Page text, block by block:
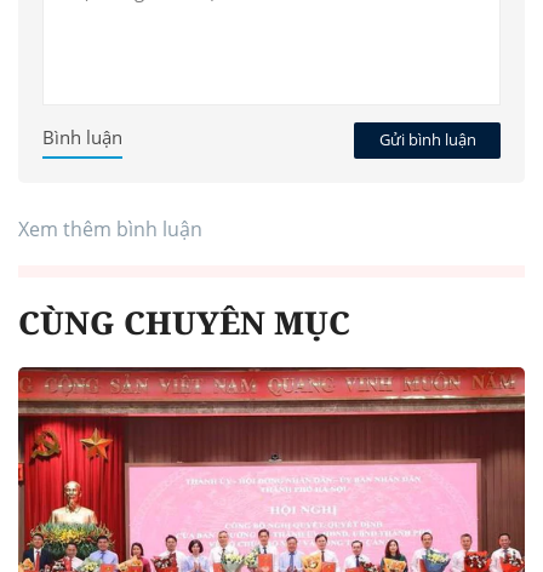
Gửi bình luận
Bình luận
Xem thêm bình luận
CÙNG CHUYÊN MỤC